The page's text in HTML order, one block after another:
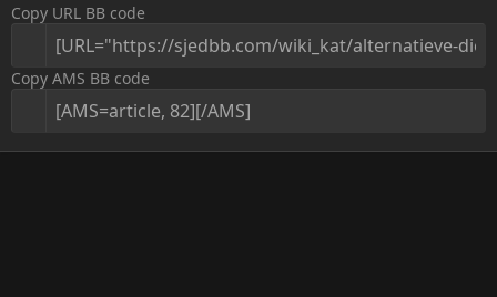
Copy URL BB code
Copy AMS BB code